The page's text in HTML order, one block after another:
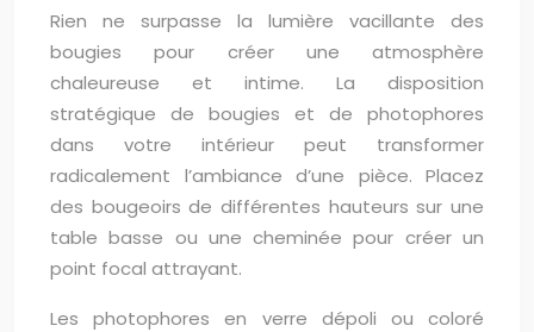
Rien ne surpasse la lumière vacillante des
bougies pour créer une atmosphère
chaleureuse et intime. La disposition
stratégique de bougies et de photophores
dans votre intérieur peut transformer
radicalement l’ambiance d’une pièce. Placez
des bougeoirs de différentes hauteurs sur une
table basse ou une cheminée pour créer un
point focal attrayant.
Les photophores en verre dépoli ou coloré